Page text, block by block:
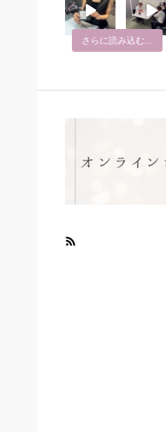
さらに読み込む...